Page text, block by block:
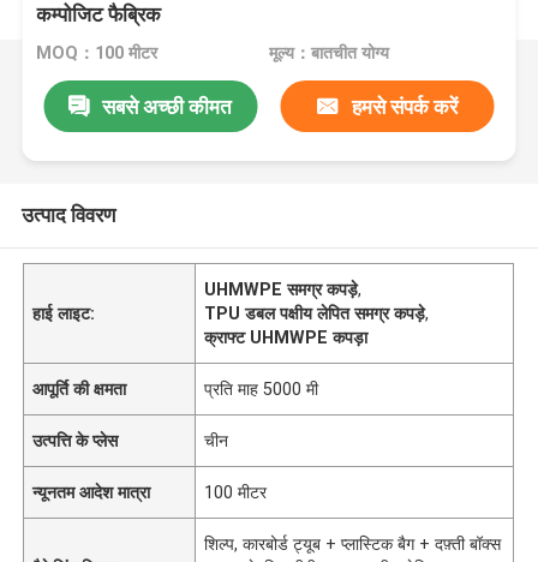
कम्पोजिट फैब्रिक
MOQ：100 मीटर मूल्य：बातचीत योग्य
सबसे अच्छी कीमत हमसे संपर्क करें
उत्पाद विवरण
हाई लाइट:
UHMWPE समग्र कपड़े,
TPU डबल पक्षीय लेपित समग्र कपड़े,
क्राफ्ट UHMWPE कपड़ा
आपूर्ति की क्षमता प्रति माह 5000 मी
उत्पत्ति के प्लेस चीन
न्यूनतम आदेश मात्रा 100 मीटर
शिल्प, कारबोर्ड ट्यूब + प्लास्टिक बैग + दफ़्ती बॉक्स